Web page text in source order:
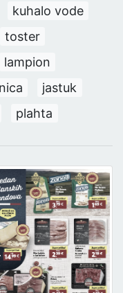
kuhalo vode
toster
lampion
jastuk
plahta